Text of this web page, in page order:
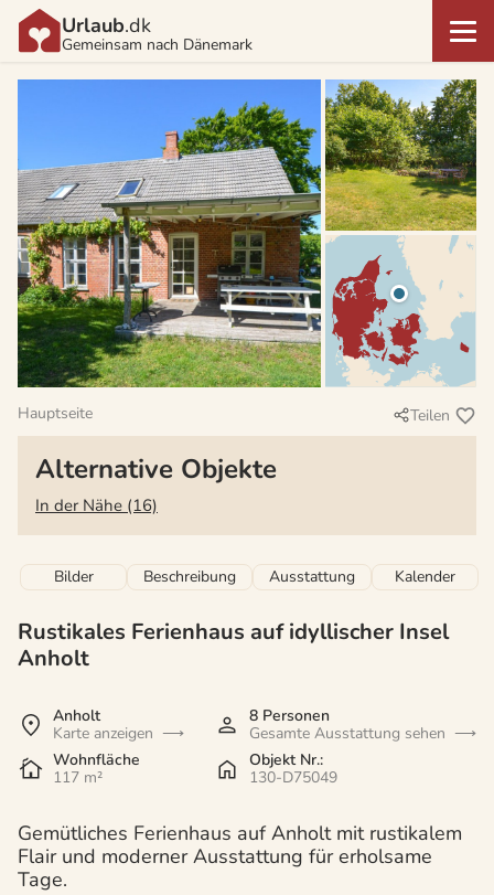
Urlaub.dk
Gemeinsam nach Dänemark
Hauptseite Teilen
Alternative Objekte
In der Nähe (16)
Bilder Beschreibung Ausstattung Kalender
Rustikales Ferienhaus auf idyllischer Insel
Anholt
Anholt
Karte anzeigen
8 Personen
Gesamte Ausstattung sehen
Wohnfläche
117 m²
Objekt Nr.:
130-D75049
Gemütliches Ferienhaus auf Anholt mit rustikalem
Flair und moderner Ausstattung für erholsame
Tage.